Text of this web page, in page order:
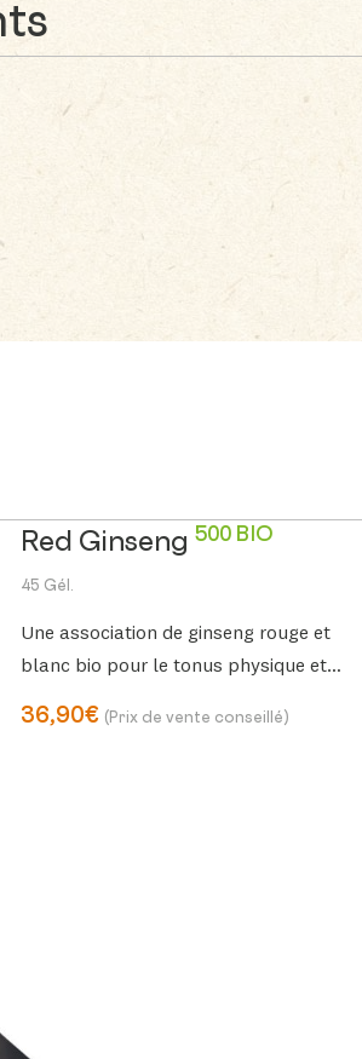
Red Ginseng500 BIO
45 Gél.
Une association de ginseng rouge et
blanc bio pour le tonus physique et
36,90€ (Prix de vente conseillé)